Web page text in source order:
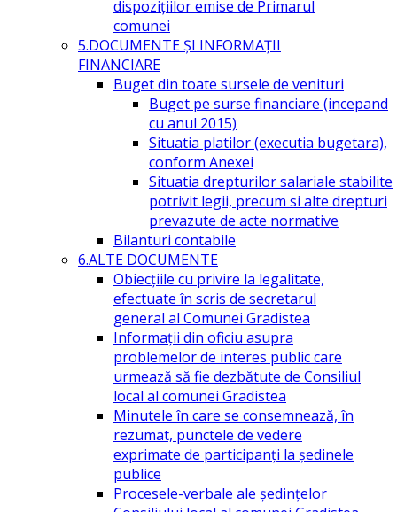
dispozițiilor emise de Primarul
comunei
5.DOCUMENTE ŞI INFORMAŢII
FINANCIARE
Buget din toate sursele de venituri
Buget pe surse financiare (incepand
cu anul 2015)
Situatia platilor (executia bugetara),
conform Anexei
Situatia drepturilor salariale stabilite
potrivit legii, precum si alte drepturi
prevazute de acte normative
Bilanturi contabile
6.ALTE DOCUMENTE
Obiecțiile cu privire la legalitate,
efectuate în scris de secretarul
general al Comunei Gradistea
Informații din oficiu asupra
problemelor de interes public care
urmează să fie dezbătute de Consiliul
local al comunei Gradistea
Minutele în care se consemnează, în
rezumat, punctele de vedere
exprimate de participanți la ședinele
publice
Procesele-verbale ale ședințelor